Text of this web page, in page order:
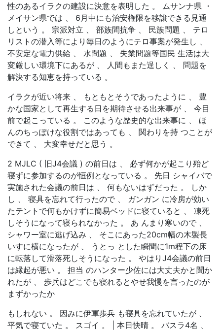
性のあるイラクの建設に決意を表明した 。 ムサンナ県 ・
メイサン県では 、 6月中にも治安権限を移譲できる見通
しという 。 宗派対立 、 部族間抗争 、 民族問題 、 テロ
リストの潜入等により毎日のようにテロ事案が発生し 、
不安定な電力供給 、 水問題 、 失業問題等国民 生活は大
変厳しい環境下にあるが 、 人間もまた逞しく 、 問題を
解決する知恵を持っている 。
イラクが近い将来 、 もともとそうであったように 、 豊
かな国家として再生する日を期待させる出来事が 、 今目
前で起こっている 。 このような歴史的な出来事に 、 ほ
んのちっぽけな役割ではあっても 、 関わりを持 つことが
できて 、 大変幸せだと思う 。
2 MJLC ( 旧J4会議 ) の前日は 、 必ず何かが起こり殆ど
寝ずに参加するのが恒例となっている 。 先日 シャイバで
実施された会議の前日は 、 何もないはずだった 。 しか
し 、 寝具を忘れて行ったので 、 ガンガン に冷房が効い
たテントで何もかけずに簡易ベッドに寝ていると 、 凍死
しそうになって寝られなかった 。 あ んまり寒いので 、
シャワー室に逃げ込み 、 そこにあった20cm幅の木製長
いすに横になったが 、 うとっ とした瞬間に1m程下の床
に転落して滑落死しそうになった 。 やはりJ4会議の前日
は縁起が悪い 。 担当 のハンター少佐には大丈夫かと聞か
れたが 、 歩兵はどこでも寝れるとやせ我慢を言ったのが
まずかったか
もしれない 。 因みに伊軍歩兵 も寝具を忘れていたが 、
平気で寝ていた 。 スゴイ 。 | 本日快晴 。 バスラ4名 、